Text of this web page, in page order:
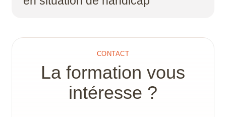
adaptations nécessaires à la concrétisation du
parcours de formation. Les locaux disposent
d’un accès PMR.
CONTACT
La formation vous
intéresse ?